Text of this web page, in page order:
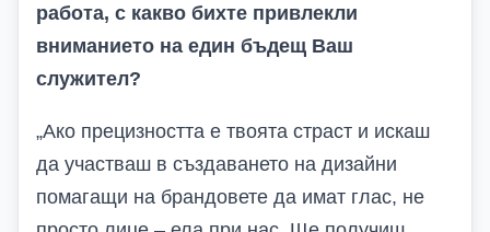
работа, с какво бихте привлекли
вниманието на един бъдещ Ваш
служител?
„Ако прецизността е твоята страст и искаш
да участваш в създаването на дизайни
помагащи на брандовете да имат глас, не